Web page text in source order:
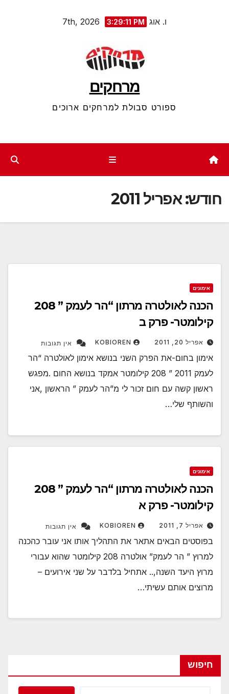
ו. אוג 7th, 2026 3:29:11 PM
מרחקים
ספורט סבולת למרחקים ארוכים
חודש:אפריל 2011
אימונים
הכנה לאולטרה מרתון “הר לעמק ” 208
קילומטר- פרק ב
אפריל 20, 2011 KOBIOREN אין תגובות
אימון בחום-את הפרק השני בנושא אימון לאולטרה “הר
לעמק 2011 ” 208 קילומטר אמקד בנושא החום .מפגש
ראשון קשה עם חום זכור לי מ”הר לעמק ” הראשון ,אני
והשותף שלי…
אימונים
הכנה לאולטרה מרתון “הר לעמק ” 208
קילומטר- פרק א
אפריל 7, 2011 KOBIOREN אין תגובות
בפוסטים הבאים אתאר את התהליך אותו אני עובר כהכנה
למרוץ ” הר לעמק” אולטרה 208 קילומטר שהוא עבורי
מרוץ היעד השנה,.. אתחיל בלדבר על שני אירועים –
מרוצים אותם עשיתי…
חיפוש